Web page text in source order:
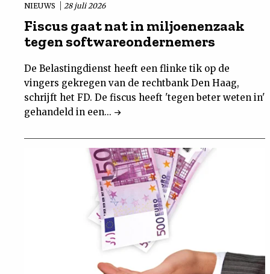
NIEUWS 28 juli 2026
Fiscus gaat nat in miljoenenzaak
tegen softwareondernemers
De Belastingdienst heeft een flinke tik op de
vingers gekregen van de rechtbank Den Haag,
schrijft het FD. De fiscus heeft 'tegen beter weten in'
gehandeld in een...